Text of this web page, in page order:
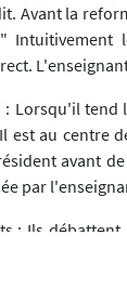
Avant la
Intuitivement
: Lorsqu'il
est au centre
avant
par
: Ils